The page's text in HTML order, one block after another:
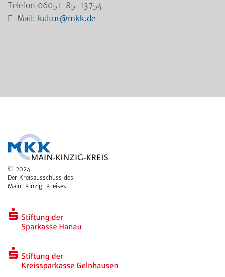
Telefon 06051-85-13754
E-Mail: kultur@mkk.de
© 2024
Der Kreisausschuss des
Main-Kinzig-Kreises